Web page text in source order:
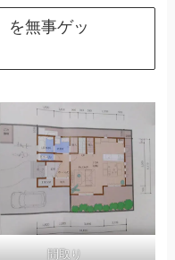
を無事ゲッ
間取り